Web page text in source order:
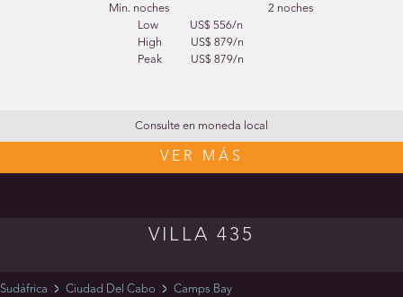
Min. noches
2 noches
Low
US$ 556/n
High
US$ 879/n
Peak
US$ 879/n
Consulte en moneda local
VER MÁS
VILLA 435
Sudáfrica Ciudad Del Cabo Camps Bay